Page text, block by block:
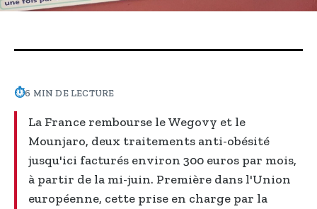
⏱6 MIN DE LECTURE
La France rembourse le Wegovy et le
Mounjaro, deux traitements anti-obésité
jusqu'ici facturés environ 300 euros par mois,
à partir de la mi-juin. Première dans l'Union
européenne, cette prise en charge par la